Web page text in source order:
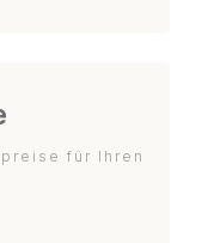
für Ihren